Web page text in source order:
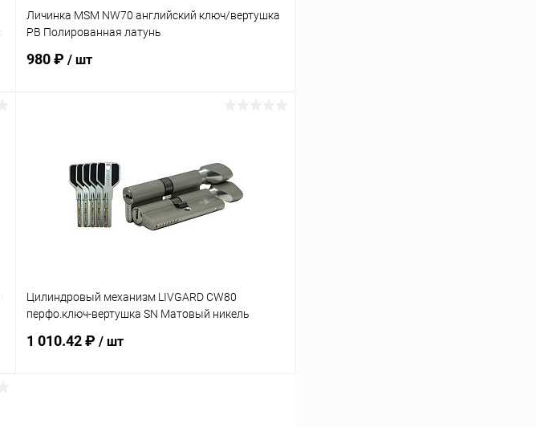
Личинка MSM NW70 английский ключ/вертушка
PB Полированная латунь
980 ₽ / шт
Купить в 1 клик Сравнение
В избранное В наличии
Цилиндровый механизм LIVGARD CW80
перфо.ключ-вертушка SN Матовый никель
1 010.42 ₽ / шт